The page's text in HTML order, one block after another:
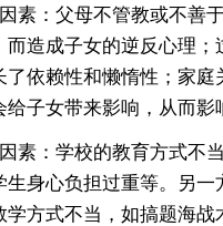
素：父母不管教或不善
而造成子女的逆反心理；
了依赖性和懒惰性；家庭
子女带来影响，从而影
素：学校的教育方式不
生身心负担过重等。另一
学方式不当，如搞题海战